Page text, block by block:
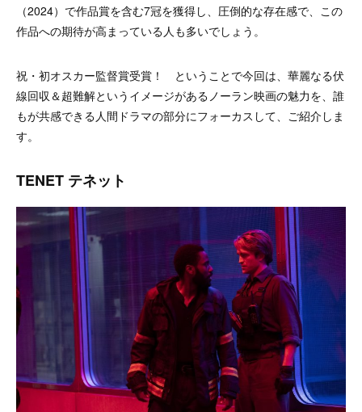
（2024）で作品賞を含む7冠を獲得し、圧倒的な存在感で、この
作品への期待が高まっている人も多いでしょう。
祝・初オスカー監督賞受賞！ ということで今回は、華麗なる伏
線回収＆超難解というイメージがあるノーラン映画の魅力を、誰
もが共感できる人間ドラマの部分にフォーカスして、ご紹介しま
す。
TENET テネット